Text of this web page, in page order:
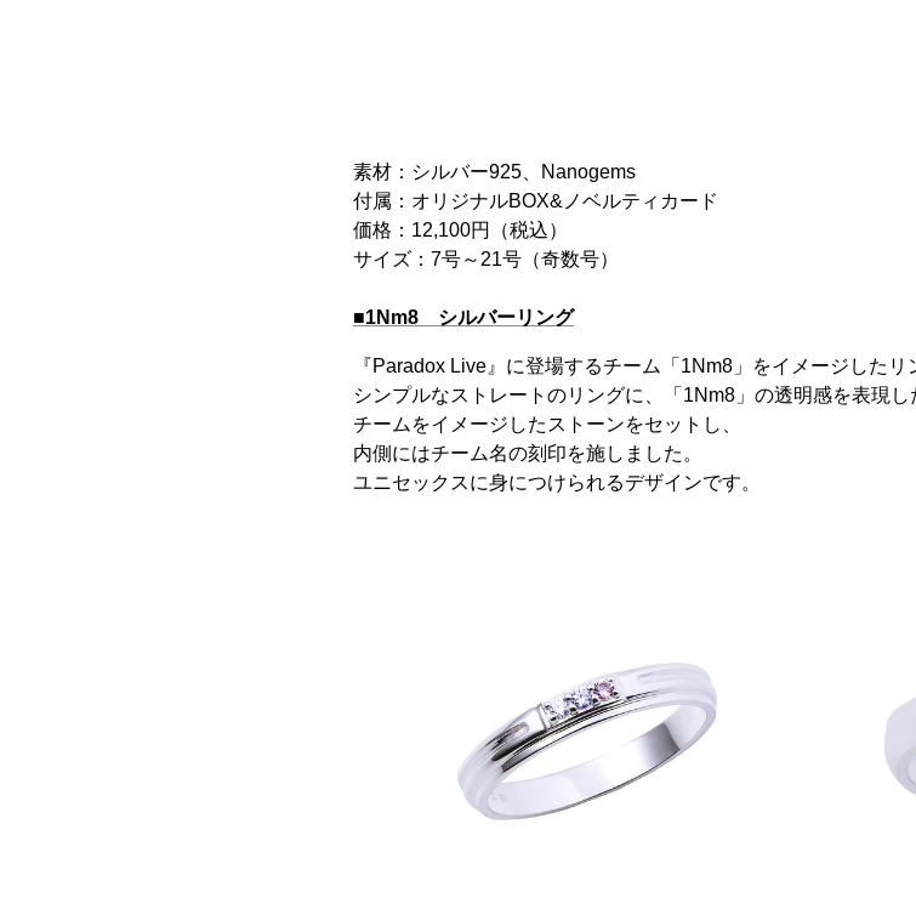
素材：シルバー925、Nanogems
付属：オリジナルBOX&ノベルティカード
価格：12,100円（税込）
サイズ：7号～21号（奇数号）
■1Nm8 シルバーリング
『Paradox Live』に登場するチーム「1Nm8」をイメージしたリ
シンプルなストレートのリングに、「1Nm8」の透明感を表現し
チームをイメージしたストーンをセットし、
内側にはチーム名の刻印を施しました。
ユニセックスに身につけられるデザインです。